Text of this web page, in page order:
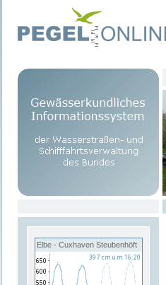
Elbe - Cuxhaven Steubenhöft